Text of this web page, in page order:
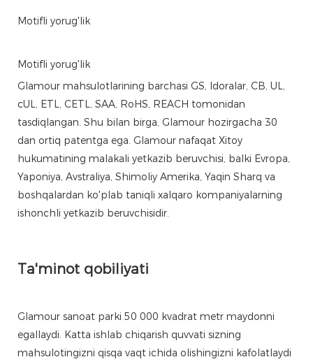
Motifli yorug'lik
Motifli yorug'lik
Glamour mahsulotlarining barchasi GS, Idoralar, CB, UL,
cUL, ETL, CETL, SAA, RoHS, REACH tomonidan
tasdiqlangan. Shu bilan birga, Glamour hozirgacha 30
dan ortiq patentga ega. Glamour nafaqat Xitoy
hukumatining malakali yetkazib beruvchisi, balki Evropa,
Yaponiya, Avstraliya, Shimoliy Amerika, Yaqin Sharq va
boshqalardan ko'plab taniqli xalqaro kompaniyalarning
ishonchli yetkazib beruvchisidir.
Ta'minot qobiliyati
Glamour sanoat parki 50 000 kvadrat metr maydonni
egallaydi. Katta ishlab chiqarish quvvati sizning
mahsulotingizni qisqa vaqt ichida olishingizni kafolatlaydi